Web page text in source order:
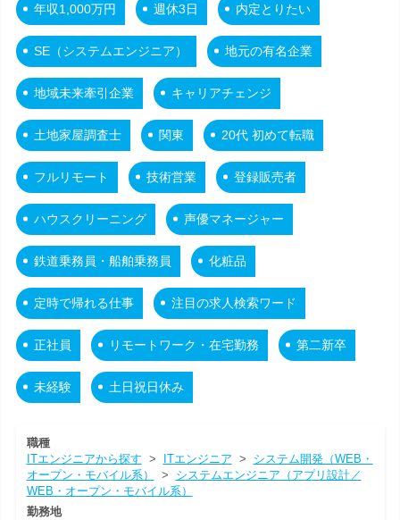
年収1,000万円 週休3日 内定とりたい
SE（システムエンジニア） 地元の有名企業
地域未来牽引企業 キャリアチェンジ
土地家屋調査士 関東 20代 初めて転職
フルリモート 技術営業 登録販売者
ハウスクリーニング 声優マネージャー
鉄道乗務員・船舶乗務員 化粧品
定時で帰れる仕事 注目の求人検索ワード
正社員 リモートワーク・在宅勤務 第二新卒
未経験 土日祝日休み
職種
ITエンジニアから探す > ITエンジニア > システム開発（WEB・
オープン・モバイル系）
> システムエンジニア（アプリ設計／
WEB・オープン・モバイル系）
勤務地